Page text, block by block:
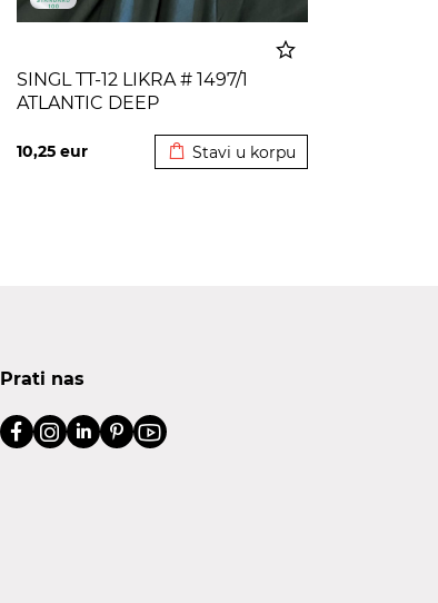
SINGL TT-12 LIKRA # 1497/1
ATLANTIC DEEP
10,25 eur Stavi u korpu
Prati nas